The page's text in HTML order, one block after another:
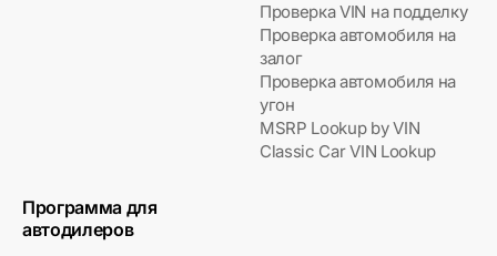
Проверка VIN на подделку
Проверка автомобиля на
залог
Проверка автомобиля на
угон
MSRP Lookup by VIN
Classic Car VIN Lookup
Программа для
автодилеров